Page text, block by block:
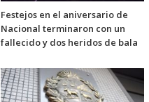
Festejos en el aniversario de
Nacional terminaron con un
fallecido y dos heridos de bala